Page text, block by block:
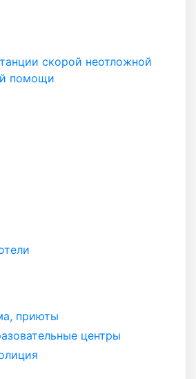
скорой неотложной
помощи
приюты
центры